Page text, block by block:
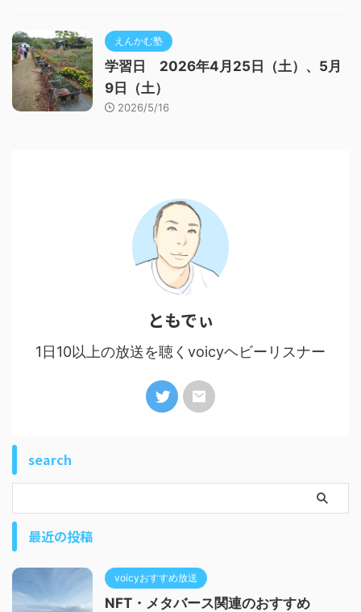
えんかむ塾
学習日 2026年4月25日（土）、5月
9日（土）
2026/5/16
ともでぃ
1日10以上の放送を聴くvoicyヘビーリスナー
search
最近の投稿
voicyおすすめ放送
NFT・メタバース関連のおすすめ